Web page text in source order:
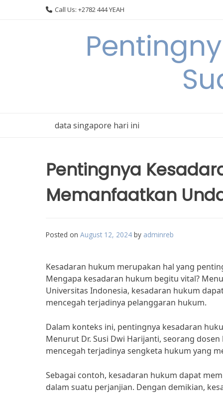
Call Us: +2782 444 YEAH
data singapore hari ini
Pentingnya
Memanfaatkan
Posted on August 12, 2024 by adminreb
Kesadaran hukum merupakan hal yang
Mengapa kesadaran hukum begitu vital?
Universitas Indonesia, kesadaran hukum
mencegah terjadinya pelanggaran hukum.
Dalam konteks ini, pentingnya kesadaran
Menurut Dr. Susi Dwi Harijanti, seorang
mencegah terjadinya sengketa hukum yang
Sebagai contoh, kesadaran hukum dapat
dalam suatu perjanjian. Dengan demikian,